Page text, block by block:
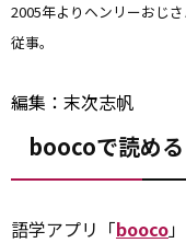
2005年よりヘンリーおじ
従事。
編集：末次志帆
boocoで読め
語学アプリ「booco